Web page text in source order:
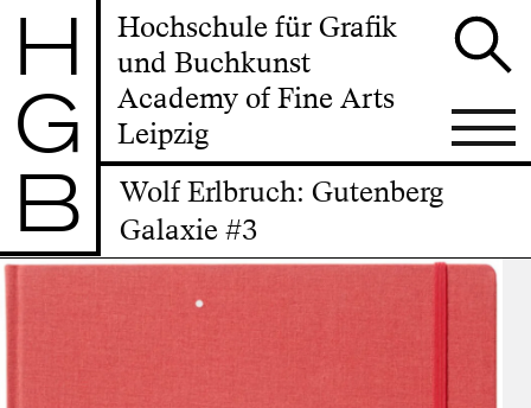
H
G
B
Hochschule für Grafik
und Buchkunst
Academy of Fine Arts
Leipzig
Wolf Erlbruch: Gutenberg
Galaxie #3